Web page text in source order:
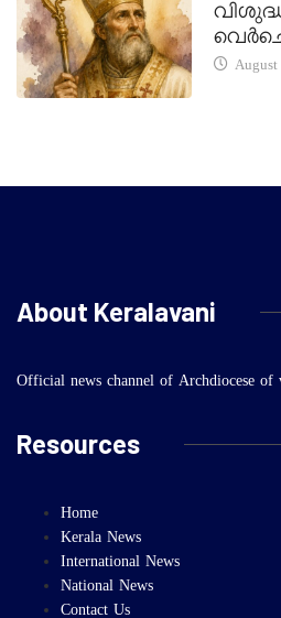
About Keralavani
Official news channel of Archdiocese of
Resources
Home
Kerala News
International News
National News
Contact Us